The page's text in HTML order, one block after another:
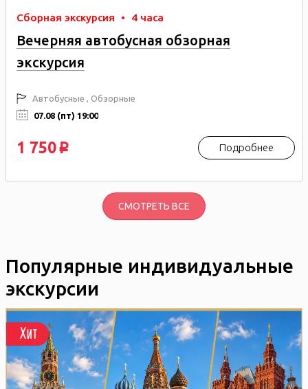
Сборная экскурсия • 4 часа
Вечерняя автобусная обзорная
экскурсия
Автобусные , Обзорные
07.08 (пт) 19:00
1 750 p Подробнее
СМОТРЕТЬ ВСЕ
Популярные индивидуальные
экскурсии
Хит